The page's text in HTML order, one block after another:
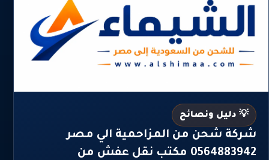
💡 دليل ونصائح
شركة شحن من المزاحمية الي مصر
0564883942 مكتب نقل عفش من